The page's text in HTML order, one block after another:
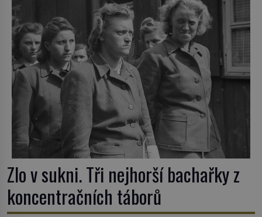
Zlo v sukni. Tři nejhorší bachařky z
koncentračních táborů